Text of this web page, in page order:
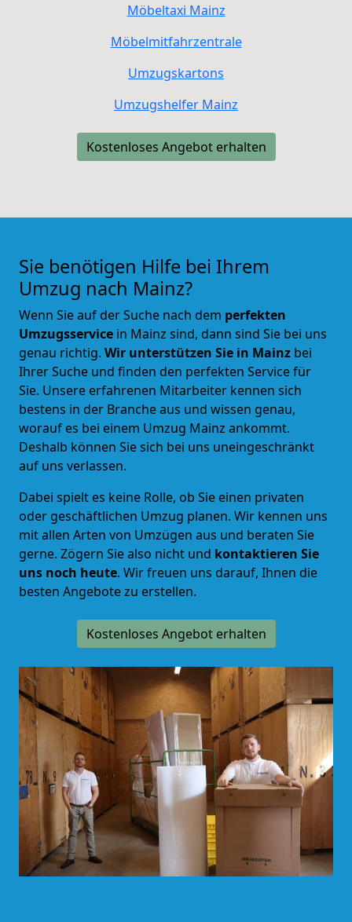
Möbeltaxi Mainz
Möbelmitfahrzentrale
Umzugskartons
Umzugshelfer Mainz
Kostenloses Angebot erhalten
Sie benötigen Hilfe bei Ihrem
Umzug nach Mainz?
Wenn Sie auf der Suche nach dem perfekten
Umzugsservice in Mainz sind, dann sind Sie bei uns
genau richtig. Wir unterstützen Sie in Mainz bei
Ihrer Suche und finden den perfekten Service für
Sie. Unsere erfahrenen Mitarbeiter kennen sich
bestens in der Branche aus und wissen genau,
worauf es bei einem Umzug Mainz ankommt.
Deshalb können Sie sich bei uns uneingeschränkt
auf uns verlassen.
Dabei spielt es keine Rolle, ob Sie einen privaten
oder geschäftlichen Umzug planen. Wir kennen uns
mit allen Arten von Umzügen aus und beraten Sie
gerne. Zögern Sie also nicht und kontaktieren Sie
uns noch heute. Wir freuen uns darauf, Ihnen die
besten Angebote zu erstellen.
Kostenloses Angebot erhalten